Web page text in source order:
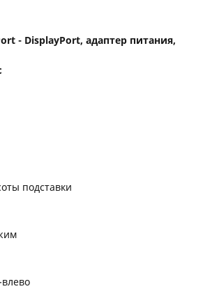
- DisplayPort, адаптер питания,
подставки